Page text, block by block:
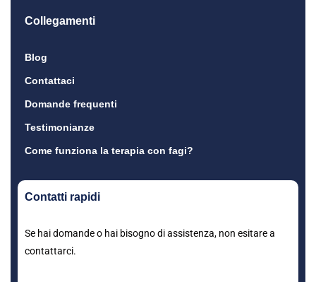
Collegamenti
Blog
Contattaci
Domande frequenti
Testimonianze
Come funziona la terapia con fagi?
Contatti rapidi
Se hai domande o hai bisogno di assistenza, non esitare a
contattarci.